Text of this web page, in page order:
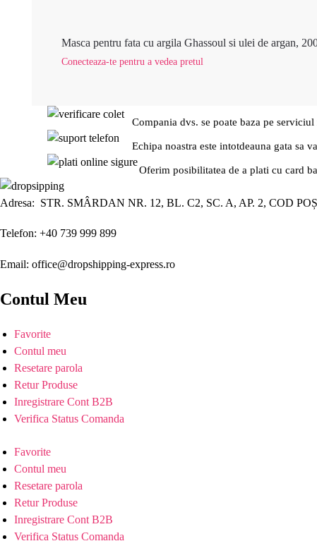
Masca pentru fata cu argila Ghassoul si ulei de argan,
Conecteaza-te pentru a vedea pretul
Compania dvs. se poate baza pe
Echipa noastra este intotdeauna gata sa
Oferim posibilitatea de a plati cu card
Adresa: STR. SMÂRDAN NR. 12, BL. C2, SC. A, AP. 2, COD
Telefon: +40 739 999 899
Email: office@dropshipping-express.ro
Contul Meu
Favorite
Contul meu
Resetare parola
Retur Produse
Inregistrare Cont B2B
Verifica Status Comanda
Favorite
Contul meu
Resetare parola
Retur Produse
Inregistrare Cont B2B
Verifica Status Comanda